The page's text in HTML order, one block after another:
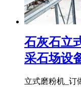
石灰石立
采石场设
立式磨粉机_订